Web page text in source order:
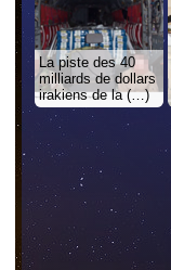
La piste des 40
milliards de dollars
irakiens de la (…)